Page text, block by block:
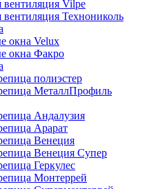
вентиляция Vilpe
вентиляция Технониколь
окна Velux
окна Факро
полиэстер
МеталлПрофиль
Андалузия
Арарат
Венеция
Венеция Супер
Геркулес
Монтеррей